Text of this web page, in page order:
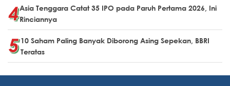
Asia Tenggara Catat 35 IPO pada Paruh Pertama 2026, Ini
Rinciannya
10 Saham Paling Banyak Diborong Asing Sepekan, BBRI
Teratas